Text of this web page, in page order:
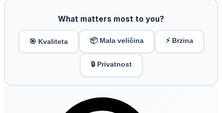
What matters most to you?
🎯 Kvaliteta 📦 Mala veličina ⚡ Brzina
🔒 Privatnost